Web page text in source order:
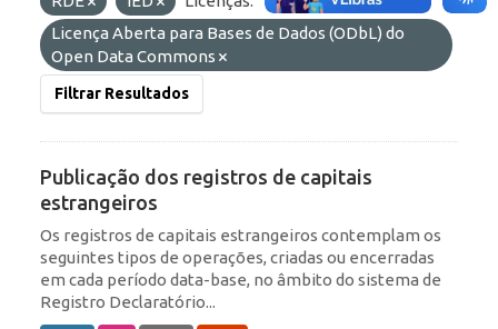
Licença Aberta para Bases de Dados (ODbL) do
Open Data Commons
Filtrar Resultados
Publicação dos registros de capitais
estrangeiros
Os registros de capitais estrangeiros contemplam os
seguintes tipos de operações, criadas ou encerradas
em cada período data-base, no âmbito do sistema de
Registro Declaratório...